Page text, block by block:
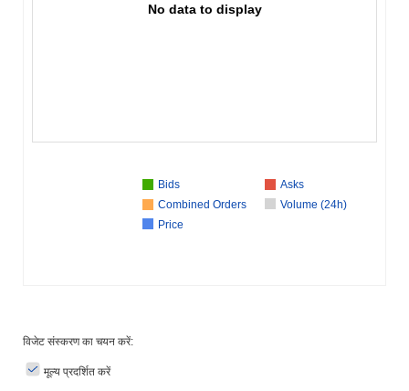
No data to display
Bids
Asks
Combined Orders
Volume (24h)
Price
विजेट संस्करण का चयन करें:
मूल्य प्रदर्शित करें